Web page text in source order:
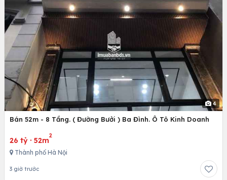
4
Bán 52m - 8 Tầng. ( Đường Bưởi ) Ba Đình. Ô Tô Kinh Doanh
26 tỷ · 52m
2
Thành phố Hà Nội
3 giờ trước